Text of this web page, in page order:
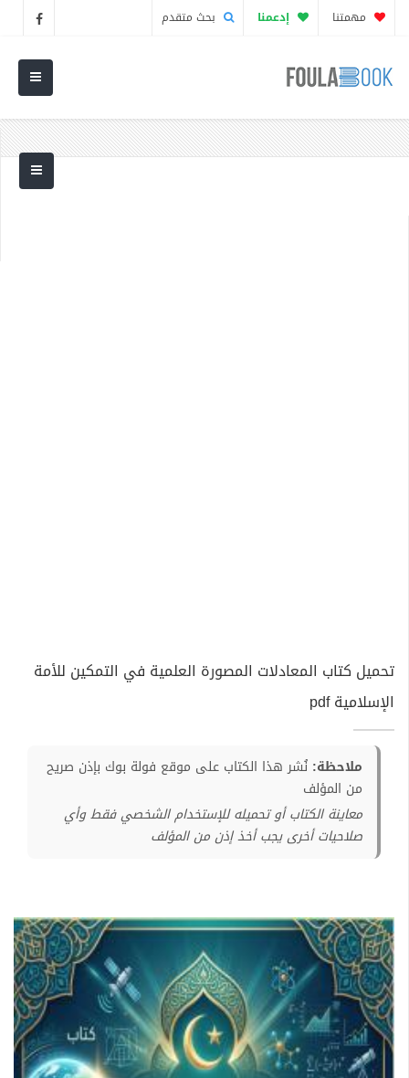
مهمتنا إدعمنا بحث متقدم
تحميل كتاب المعادلات المصورة العلمية في التمكين للأمة
الإسلامية pdf
ملاحظة: نُشر هذا الكتاب على موقع فولة بوك بإذن صريح
من المؤلف
معاينة الكتاب أو تحميله للإستخدام الشخصي فقط وأي
صلاحيات أخرى يجب أخذ إذن من المؤلف